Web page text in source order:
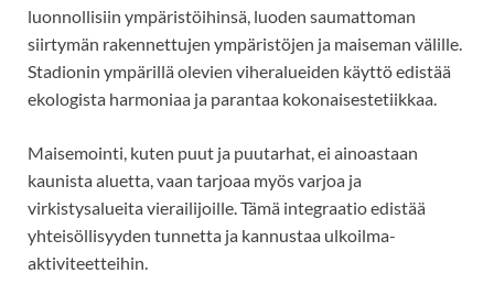
luonnollisiin ympäristöihinsä, luoden saumattoman
siirtymän rakennettujen ympäristöjen ja maiseman välille.
Stadionin ympärillä olevien viheralueiden käyttö edistää
ekologista harmoniaa ja parantaa kokonaisestetiikkaa.
Maisemointi, kuten puut ja puutarhat, ei ainoastaan
kaunista aluetta, vaan tarjoaa myös varjoa ja
virkistysalueita vierailijoille. Tämä integraatio edistää
yhteisöllisyyden tunnetta ja kannustaa ulkoilma-
aktiviteetteihin.